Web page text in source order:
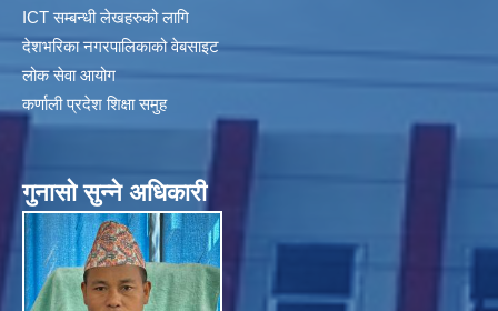
ICT सम्बन्धी लेखहरुको लागि
देशभरिका नगरपालिकाको वेबसाइट
लोक सेवा आयोग
कर्णाली प्रदेश शिक्षा समुह
गुनासाे सुन्ने अधिकारी